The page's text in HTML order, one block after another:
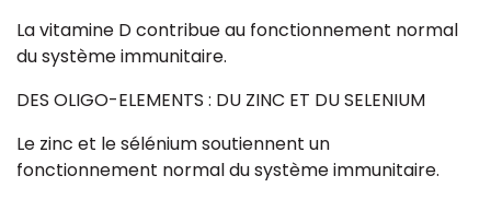
La vitamine D contribue au fonctionnement normal
du système immunitaire.
DES OLIGO-ELEMENTS : DU ZINC ET DU SELENIUM
Le zinc et le sélénium soutiennent un
fonctionnement normal du système immunitaire.